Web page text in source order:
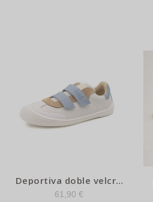
Deportiva doble velcro
Blanco -Arena -Azul
61,90 €